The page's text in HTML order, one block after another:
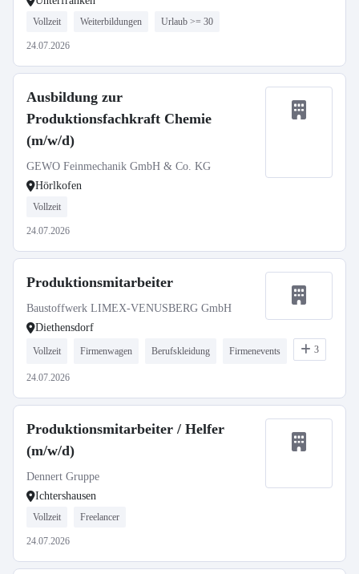
Vollzeit Weiterbildungen Urlaub >= 30
24.07.2026
Ausbildung zur
Produktionsfachkraft Chemie
(m/w/d)
GEWO Feinmechanik GmbH & Co. KG
Hörlkofen
Vollzeit
24.07.2026
Produktionsmitarbeiter
Baustoffwerk LIMEX-VENUSBERG GmbH
Diethensdorf
Vollzeit Firmenwagen Berufskleidung Firmenevents 3
24.07.2026
Produktionsmitarbeiter / Helfer
(m/w/d)
Dennert Gruppe
Ichtershausen
Vollzeit Freelancer
24.07.2026